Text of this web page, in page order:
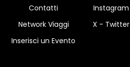
Contatti
Network Viaggi
Inserisci un Evento
Instagram
X - Twitter